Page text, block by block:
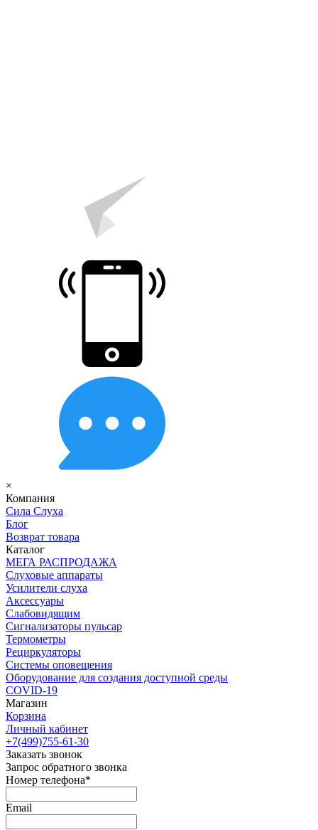
×
Компания
Сила Слуха
Блог
Возврат товара
Каталог
МЕГА РАСПРОДАЖА
Слуховые аппараты
Усилители слуха
Аксессуары
Слабовидящим
Сигнализаторы пульсар
Термометры
Рециркуляторы
Cистемы оповещения
Оборудование для создания доступной среды
COVID-19
Магазин
Корзина
Личный кабинет
+7(499)755-61-30
Заказать звонок
Запрос обратного звонка
Номер телефона*
Email